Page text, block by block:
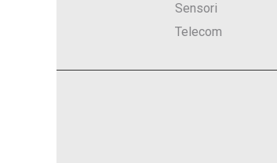
Sensori
Telecom